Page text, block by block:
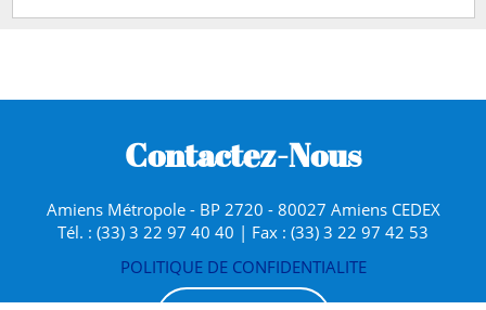
Contactez-Nous
Amiens Métropole - BP 2720 - 80027 Amiens CEDEX
Tél. : (33) 3 22 97 40 40 | Fax : (33) 3 22 97 42 53
POLITIQUE DE CONFIDENTIALITE